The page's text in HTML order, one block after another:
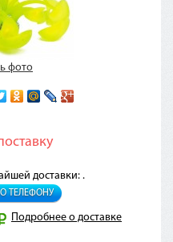
фото
доставки: .
ТЕЛЕФОНУ
Подробнее о доставке